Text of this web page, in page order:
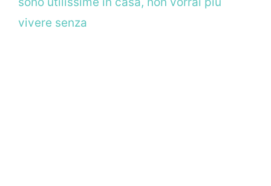
vivere senza